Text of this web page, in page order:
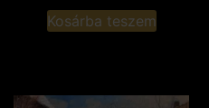
Kosárba teszem